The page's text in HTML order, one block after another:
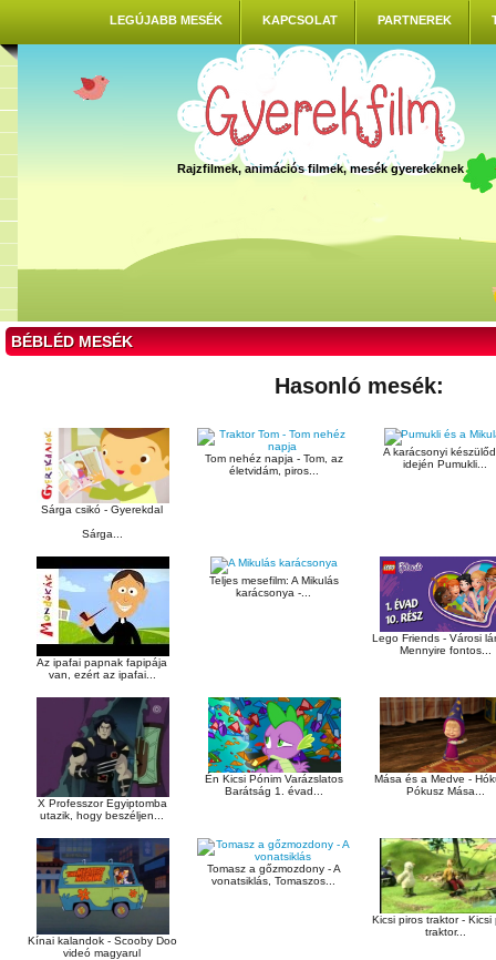
LEGÚJABB MESÉK KAPCSOLAT PARTNEREK
Rajzfilmek, animációs filmek, mesék gyerekeknek
BÉBLÉD MESÉK
Hasonló mesék:
Sárga csikó - Gyerekdal
Sárga...
Tom nehéz napja - Tom, az
életvidám, piros...
A karácsonyi
idején Pumukli...
Az ipafai papnak fapipája
van, ezért az ipafai...
Teljes mesefilm: A Mikulás
karácsonya -...
Lego Friends - Városi
Mennyire fontos...
X Professzor Egyiptomba
utazik, hogy beszéljen...
Én Kicsi Pónim Varázslatos
Barátság 1. évad...
Mása és a Medve -
Pókusz Mása...
Kínai kalandok - Scooby Doo
videó magyarul
Tomasz a gőzmozdony - A
vonatsiklás, Tomaszos...
Kicsi piros traktor - Kicsi
traktor...